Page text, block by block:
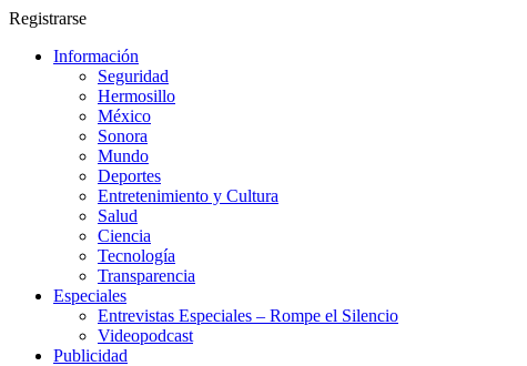
Registrarse
Información
Seguridad
Hermosillo
México
Sonora
Mundo
Deportes
Entretenimiento y Cultura
Salud
Ciencia
Tecnología
Transparencia
Especiales
Entrevistas Especiales – Rompe el Silencio
Videopodcast
Publicidad